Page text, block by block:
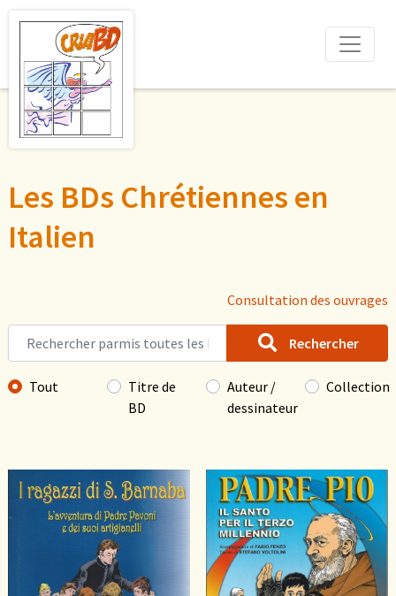
Les BDs Chrétiennes en
Italien
Consultation des ouvrages
Rechercher
Tout
Titre de
BD
Auteur /
dessinateur
Collection